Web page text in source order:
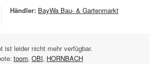
Händler: BayWa Bau- & Gartenmarkt
ist leider nicht mehr verfügbar.
toom, OBI, HORNBACH